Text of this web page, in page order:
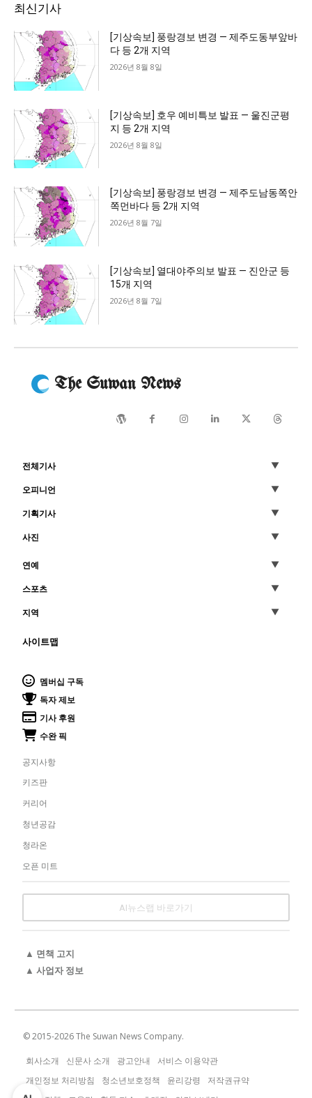
최신기사
[기상속보] 풍랑경보 변경 — 제주도동부앞바
다 등 2개 지역
2026년 8월 8일
[기상속보] 호우 예비특보 발표 — 울진군평
지 등 2개 지역
2026년 8월 8일
[기상속보] 풍랑경보 변경 — 제주도남동쪽안
쪽먼바다 등 2개 지역
2026년 8월 7일
[기상속보] 열대야주의보 발표 — 진안군 등
15개 지역
2026년 8월 7일
The Suwan News
전체기사
오피니언
기획기사
사진
연예
스포츠
지역
사이트맵
멤버십 구독
독자 제보
기사 후원
수완 픽
공지사항
키즈판
커리어
청년공감
청라온
오픈 미트
AI뉴스랩 바로가기
▲ 면책 고지
▲ 사업자 정보
© 2015-2026The Suwan News Company.
회사소개 신문사 소개 광고안내
서비스 이용약관
개인정보 처리방침
청소년보호정책 윤리강령
저작권규약